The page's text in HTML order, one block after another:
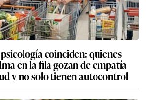
coinciden: quienes
en la fila gozan de empatía
y no solo tienen autocontrol